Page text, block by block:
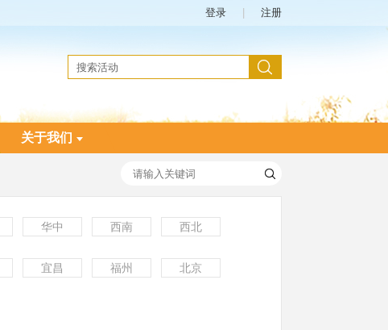
登录 注册
关于我们
华中 西南 西北
宜昌 福州
北京